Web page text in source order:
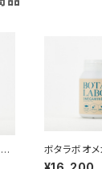
ボタラボオ